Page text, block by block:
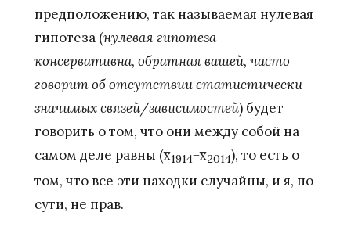
предположению, так называемая нулевая
гипотеза (нулевая гипотеза
консервативна, обратная вашей, часто
говорит об отсутствии статистически
значимых связей/зависимостей) будет
говорить о том, что они между собой на
самом деле равны (x̅1914=x̅2014), то есть о
том, что все эти находки случайны, и я, по
сути, не прав.